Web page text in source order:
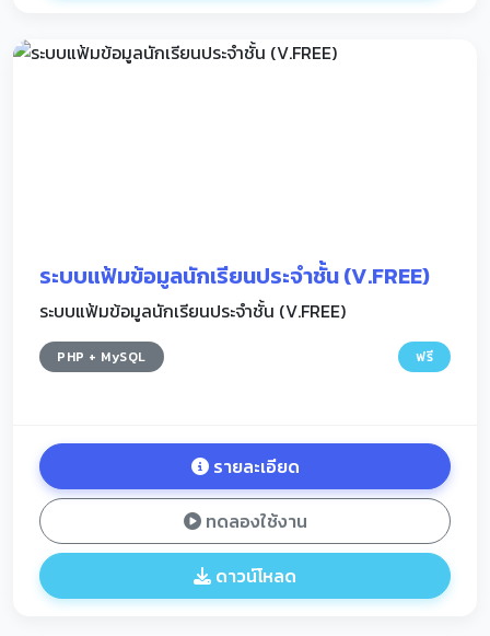
ระบบแฟ้มข้อมูลนักเรียนประจำชั้น (V.FREE)
ระบบแฟ้มข้อมูลนักเรียนประจำชั้น (V.FREE)
PHP + MySQL ฟรี
รายละเอียด
ทดลองใช้งาน
ดาวน์โหลด